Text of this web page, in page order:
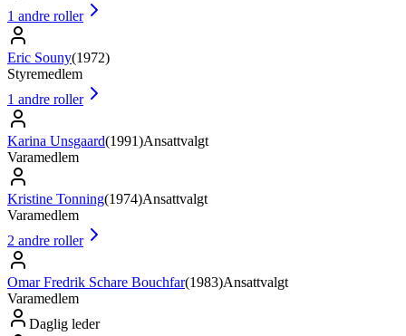
1 andre roller
Eric Souny(1972)
Styremedlem
1 andre roller
Karina Unsgaard(1991)Ansattvalgt
Varamedlem
Kristine Tonning(1974)Ansattvalgt
Varamedlem
2 andre roller
Omar Fredrik Schare Bouchfar(1983)Ansattvalgt
Varamedlem
Daglig leder